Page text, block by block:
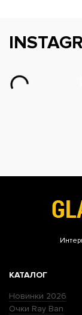
КАТАЛОГ
Новинки 2026
Очки Ray Ban